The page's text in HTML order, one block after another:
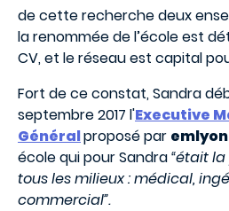
de cette recherche deux
la renommée de l’école est
CV, et le réseau est capital
Fort de ce constat, Sandra
septembre 2017 l'Executive
Généralproposé par emlyon
école qui pour Sandra“était
tous les milieux : médical,
commercial”.